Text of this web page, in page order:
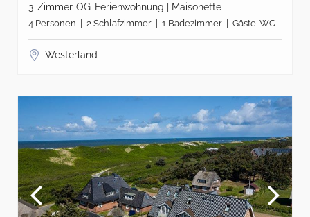
3-Zimmer-OG-Ferienwohnung | Maisonette
4 Personen | 2 Schlafzimmer | 1 Badezimmer | Gäste-WC
Westerland